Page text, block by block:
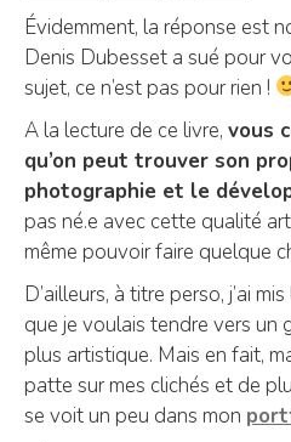
Évidemment, la réponse est
Denis Dubesset a sué pour
sujet, ce n’est pas pour rien !
A la lecture de ce livre, vous
qu’on peut trouver son
photographie et le
pas né.e avec cette qualité
même pouvoir faire quelque
D’ailleurs, à titre perso, j’ai
que je voulais tendre vers un
plus artistique. Mais en fait,
patte sur mes clichés et de
se voit un peu dans mon